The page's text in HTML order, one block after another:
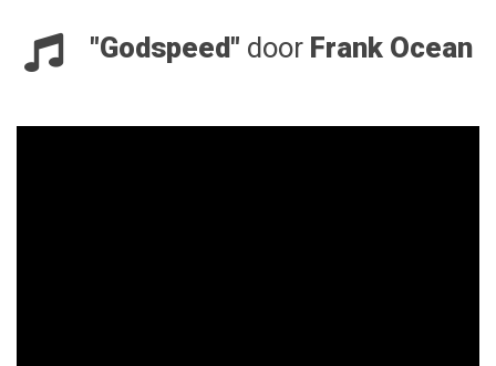
"Godspeed" door Frank Ocean